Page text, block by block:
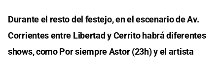
Durante el resto del festejo, en el escenario de Av.
Corrientes entre Libertad y Cerrito habrá diferentes
shows, como Por siempre Astor (23h) y el artista